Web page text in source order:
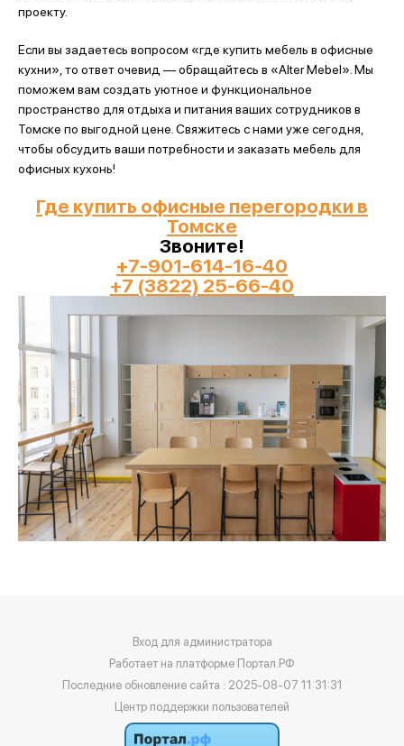
проекту.
Если вы задаетесь вопросом «где купить мебель в офисные
кухни», то ответ очевид — обращайтесь в «Alter Mebel». Мы
поможем вам создать уютное и функциональное
пространство для отдыха и питания ваших сотрудников в
Томске по выгодной цене. Свяжитесь с нами уже сегодня,
чтобы обсудить ваши потребности и заказать мебель для
офисных кухонь!
Где купить офисные перегородки в
Томске
Звоните!
+7-901-614-16-40
+7 (3822) 25-66-40
Вход для администратора
Работает на платформе Портал.РФ
Последние обновление сайта : 2025-08-07 11:31:31
Центр поддержки пользователей